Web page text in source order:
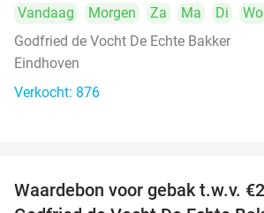
Vandaag Morgen Za Ma Di
Wo
Godfried de Vocht De Echte Bakker
Eindhoven
Verkocht: 876
Waardebon voor gebak t.w.v.